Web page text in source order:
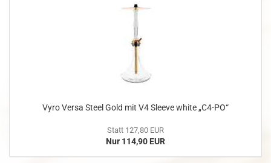
Vyro Versa Steel Gold mit V4 Sleeve white „C4-PO“
Statt 127,80 EUR
Nur 114,90 EUR